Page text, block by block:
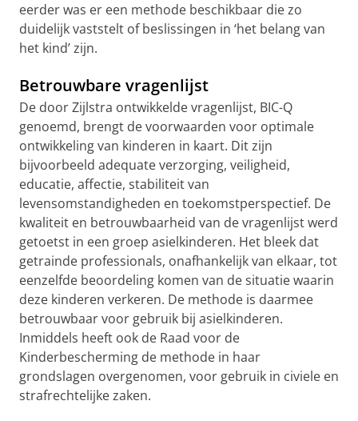
eerder was er een methode beschikbaar die zo
duidelijk vaststelt of beslissingen in ‘het belang van
het kind’ zijn.
Betrouwbare vragenlijst
De door Zijlstra ontwikkelde vragenlijst, BIC-Q
genoemd, brengt de voorwaarden voor optimale
ontwikkeling van kinderen in kaart. Dit zijn
bijvoorbeeld adequate verzorging, veiligheid,
educatie, affectie, stabiliteit van
levensomstandigheden en toekomstperspectief. De
kwaliteit en betrouwbaarheid van de vragenlijst werd
getoetst in een groep asielkinderen. Het bleek dat
getrainde professionals, onafhankelijk van elkaar, tot
eenzelfde beoordeling komen van de situatie waarin
deze kinderen verkeren. De methode is daarmee
betrouwbaar voor gebruik bij asielkinderen.
Inmiddels heeft ook de Raad voor de
Kinderbescherming de methode in haar
grondslagen overgenomen, voor gebruik in civiele en
strafrechtelijke zaken.